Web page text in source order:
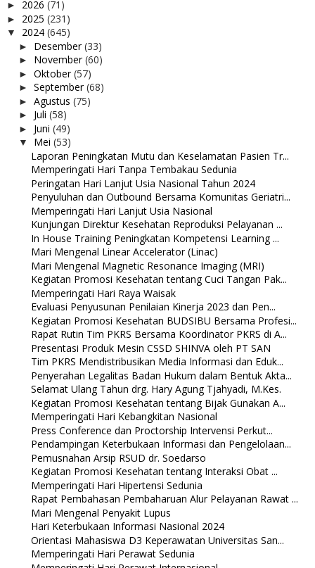
► 2026 (71)
► 2025 (231)
▼ 2024 (645)
► Desember(33)
► November(60)
► Oktober(57)
► September(68)
► Agustus (75)
► Juli (58)
► Juni (49)
▼ Mei (53)
Laporan Peningkatan Mutu dan Keselamatan Pasien Tr...
Memperingati Hari Tanpa Tembakau Sedunia
Peringatan Hari Lanjut Usia Nasional Tahun 2024
Penyuluhan dan Outbound Bersama Komunitas Geriatri...
Memperingati Hari Lanjut Usia Nasional
Kunjungan Direktur Kesehatan Reproduksi Pelayanan ...
In House Training Peningkatan Kompetensi Learning ...
Mari Mengenal Linear Accelerator (Linac)
Mari Mengenal Magnetic Resonance Imaging (MRI)
Kegiatan Promosi Kesehatan tentang Cuci Tangan Pak...
Memperingati Hari Raya Waisak
Evaluasi Penyusunan Penilaian Kinerja 2023 dan Pen...
Kegiatan Promosi Kesehatan BUDSIBU Bersama Profesi...
Rapat Rutin Tim PKRS Bersama Koordinator PKRS di A...
Presentasi Produk Mesin CSSD SHINVA oleh PT SAN
Tim PKRS Mendistribusikan Media Informasi dan Eduk...
Penyerahan Legalitas Badan Hukum dalam Bentuk Akta...
Selamat Ulang Tahun drg. Hary Agung Tjahyadi, M.Kes.
Kegiatan Promosi Kesehatan tentang Bijak Gunakan A...
Memperingati Hari Kebangkitan Nasional
Press Conference dan Proctorship Intervensi Perkut...
Pendampingan Keterbukaan Informasi dan Pengelolaan...
Pemusnahan Arsip RSUD dr. Soedarso
Kegiatan Promosi Kesehatan tentang Interaksi Obat ...
Memperingati Hari Hipertensi Sedunia
Rapat Pembahasan Pembaharuan Alur Pelayanan Rawat ...
Mari Mengenal Penyakit Lupus
Hari Keterbukaan Informasi Nasional 2024
Orientasi Mahasiswa D3 Keperawatan Universitas San...
Memperingati Hari Perawat Sedunia